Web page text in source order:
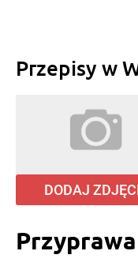
Przepisy w
DODAJ